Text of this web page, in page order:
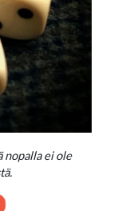
nopalla ei ole